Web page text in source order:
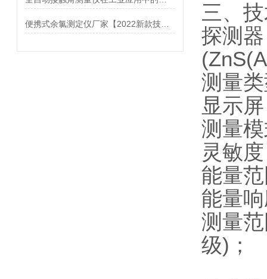
三、
探测
测量
显示
测量
灵敏
能量
能量
测量
级)；